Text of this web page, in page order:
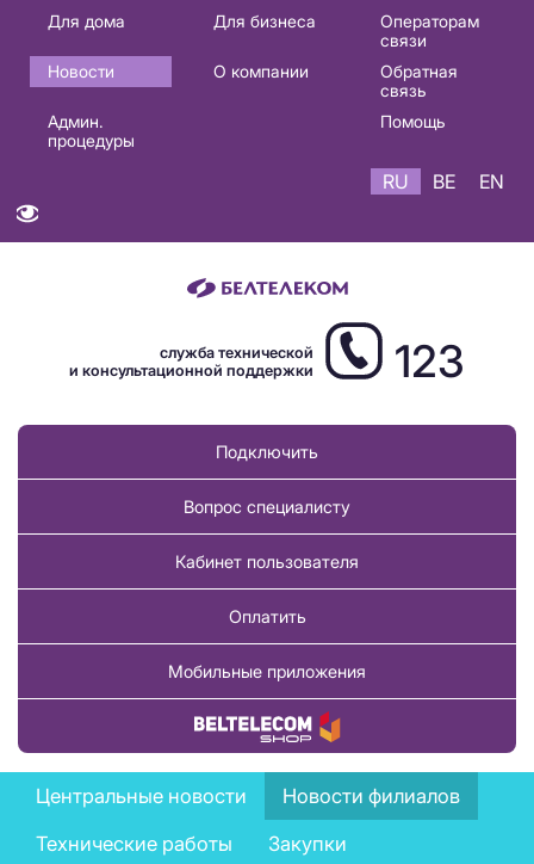
Основная
навигация
RU
Для дома Для бизнеса
Операторам
связи
Новости
О компании
Обратная
связь
Админ.
процедуры
Помощь
RU BE EN
служба технической
и консультационной поддержки
123
Подключить
Вопрос специалисту
Кабинет пользователя
Оплатить
Мобильные приложения
Купить товар
News
menu
Центральные новости
Новости филиалов
Технические работы
Закупки